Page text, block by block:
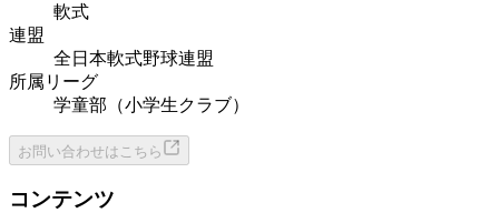
軟式
連盟
全日本軟式野球連盟
所属リーグ
学童部（小学生クラブ）
お問い合わせはこちら
コンテンツ